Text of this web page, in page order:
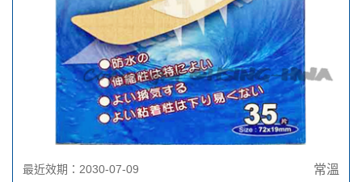
最近效期：2030-07-09 常溫